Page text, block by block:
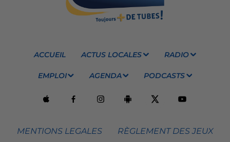
ACCUEIL ACTUS LOCALES RADIO
EMPLOI AGENDA PODCASTS
MENTIONS LEGALES RÈGLEMENT DES JEUX